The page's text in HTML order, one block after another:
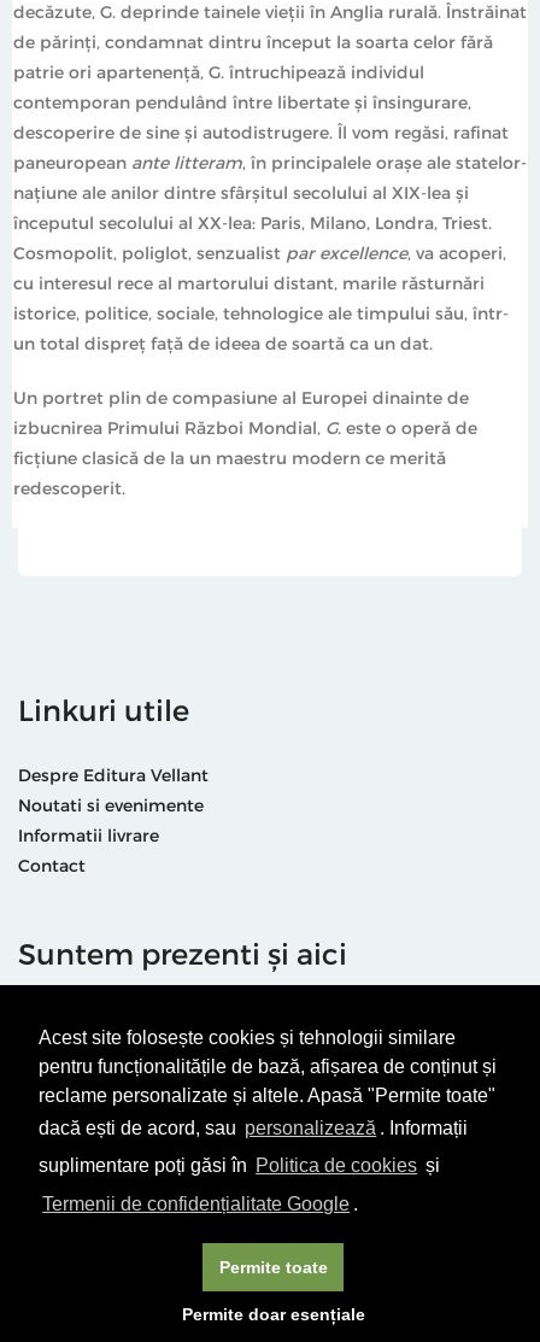
Acest site folosește cookies și tehnologii similare
pentru funcționalitățile de bază, afișarea de conținut și
reclame personalizate și altele. Apasă "Permite toate"
dacă ești de acord, sau personalizează . Informații
suplimentare poți găsi în Politica de cookies și
Termenii de confidențialitate Google .
Permite doar esențiale
Permite toate
decăzute, G. deprinde tainele vieții în Anglia rurală. Înstrăinat
de părinți, condamnat dintru început la soarta celor fără
patrie ori apartenență, G. întruchipează individul
contemporan pendulând între libertate și însingurare,
descoperire de sine și autodistrugere. Îl vom regăsi, rafinat
paneuropean ante litteram, în principalele orașe ale statelor-
națiune ale anilor dintre sfârșitul secolului al XIX-lea și
începutul secolului al XX-lea: Paris, Milano, Londra, Triest.
Cosmopolit, poliglot, senzualist par excellence, va acoperi,
cu interesul rece al martorului distant, marile răsturnări
istorice, politice, sociale, tehnologice ale timpului său, într-
un total dispreț față de ideea de soartă ca un dat.
Un portret plin de compasiune al Europei dinainte de
izbucnirea Primului Război Mondial, G. este o operă de
ficțiune clasică de la un maestru modern ce merită
redescoperit.
Linkuri utile
Despre Editura Vellant
Noutati si evenimente
Informatii livrare
Contact
Suntem prezenti și aici
Termeni & condiții
Politică de utilizare cookie-uri
Politică de Confidențialitate
ANPC
© Editura Vellant 2026 | ® Conținut cu drepturi protejate